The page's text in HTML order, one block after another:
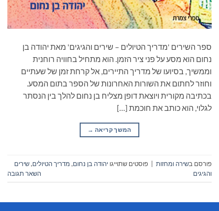
ספר השירים 'מדריך הטיולים – שירים והגיגים' מאת יהודה בן
נחום הוא מסע על פני ציר הזמן. הוא מתחיל בחוויה רוחנית
וממשיך, בסיועו של מדריך התיירים, אל קרחת זמן של שעתיים
וחוזר לחתום את השורות האחרונות של הספר בתום המסע.
בכתיבה מקורית ויוצאת דופן מצליח בן נחום להלך בין הנסתר
לגלוי, הוא כותב את חוכמת […]
המשך קריאה →
פורסם בשירה ומחזות | פוסטים שתוייגו יהודה בן נחום, מדריך הטיולים,שירים
והגיגים
השאר תגובה